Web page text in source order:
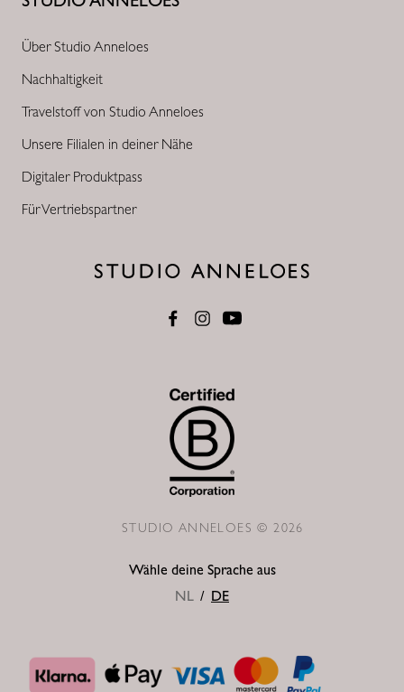
Über Studio Anneloes
Nachhaltigkeit
Travelstoff von Studio Anneloes
Unsere Filialen in deiner Nähe
Digitaler Produktpass
Für Vertriebspartner
Wähle deine Sprache aus
NL / DE
STUDIO ANNELOES © 2026